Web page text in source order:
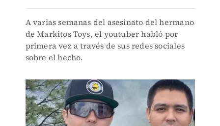
A varias semanas del asesinato del hermano
de Markitos Toys, el youtuber habló por
primera vez a través de sus redes sociales
sobre el hecho.